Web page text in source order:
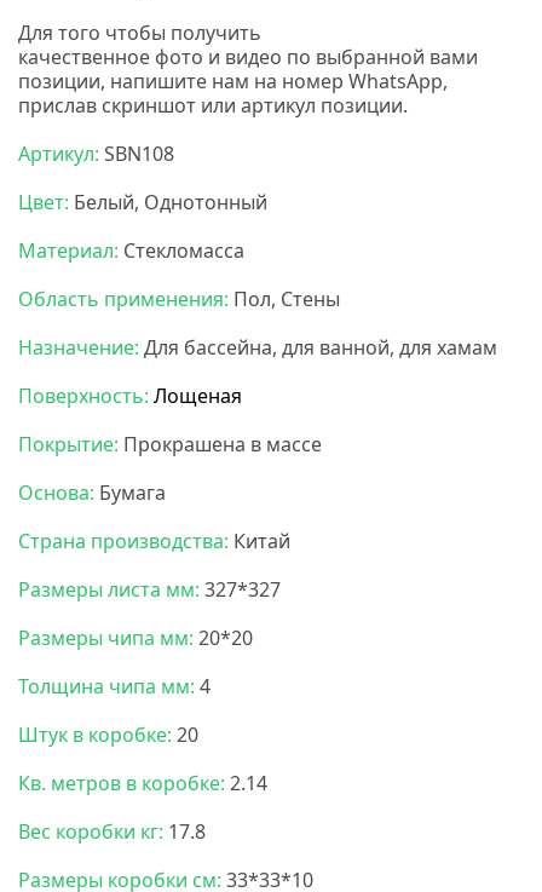
Для того чтобы получить
качественное фото и видео по выбранной вами
позиции, напишите нам на номер WhatsApp,
прислав скриншот или артикул позиции.
Артикул: SBN108
Цвет: Белый, Однотонный
Материал: Стекломасса
Область применения: Пол, Стены
Назначение: Для бассейна, для ванной, для хамам
Поверхность: Лощеная
Покрытие: Прокрашена в массе
Основа: Бумага
Страна производства: Китай
Размеры листа мм: 327*327
Размеры чипа мм: 20*20
Толщина чипа мм: 4
Штук в коробке: 20
Кв. метров в коробке: 2.14
Вес коробки кг: 17.8
Размеры коробки см: 33*33*10